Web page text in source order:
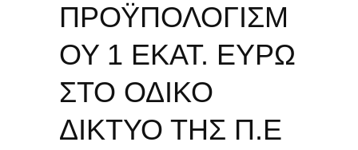
ΠΡΟΫΠΟΛΟΓΙΣΜ
ΟΥ 1 ΕΚΑΤ. ΕΥΡΩ
ΣΤΟ ΟΔΙΚΟ
ΔΙΚΤΥΟ ΤΗΣ Π.Ε